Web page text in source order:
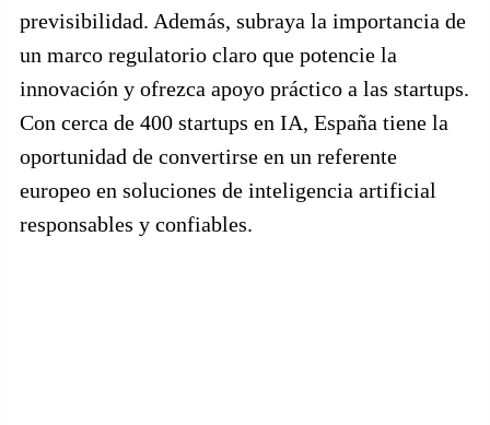
previsibilidad. Además, subraya la importancia de
un marco regulatorio claro que potencie la
innovación y ofrezca apoyo práctico a las startups.
Con cerca de 400 startups en IA, España tiene la
oportunidad de convertirse en un referente
europeo en soluciones de inteligencia artificial
responsables y confiables.